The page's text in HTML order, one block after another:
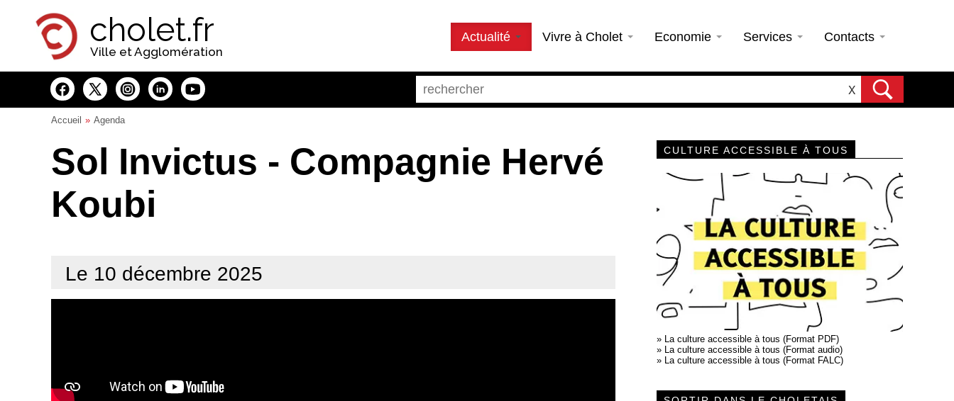
cholet.fr
Ville et Agglomération
Actualité Vivre à Cholet Economie Services Contacts
X
Accueil Agenda
Sol Invictus - Compagnie Hervé
Koubi
Le 10 décembre 2025
CULTURE ACCESSIBLE À TOUS
» La culture accessible à tous (Format PDF)
» La culture accessible à tous (Format audio)
» La culture accessible à tous (Format FALC)